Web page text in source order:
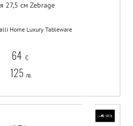
27,5 см Zebrage
Home Luxury Tableware
64 €
125 лв.